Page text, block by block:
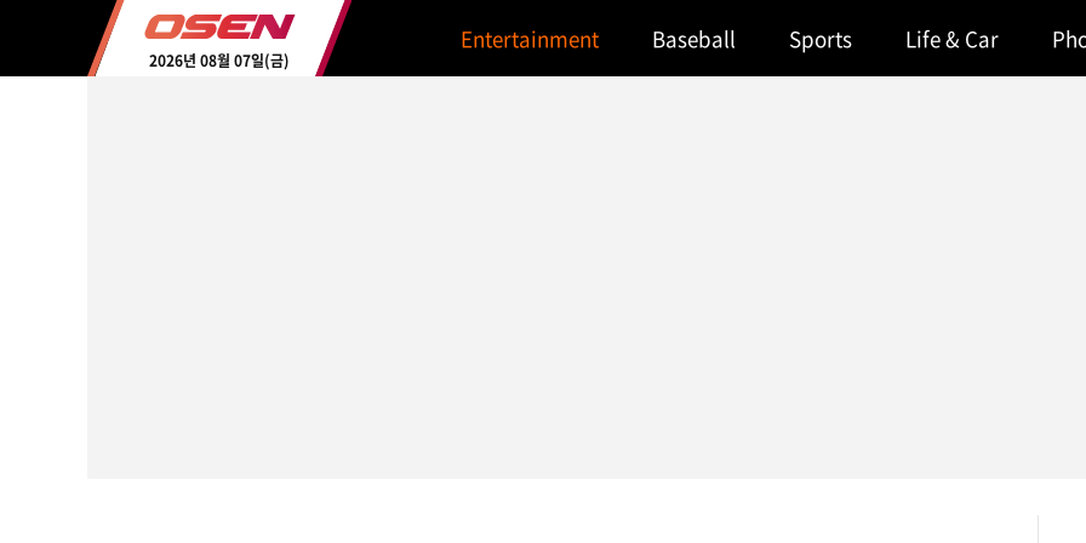
2026년 08월 07일(금)
Entertainment Baseball Sports Life & Car